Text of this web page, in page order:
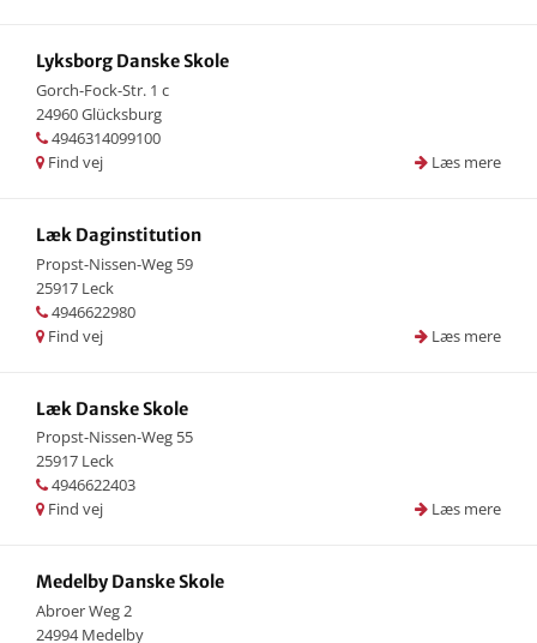
Lyksborg Danske Skole
Gorch-Fock-Str. 1 c
24960 Glücksburg
4946314099100
Læs mere
Find vej
Læk Daginstitution
Propst-Nissen-Weg 59
25917 Leck
4946622980
Læs mere
Find vej
Læk Danske Skole
Propst-Nissen-Weg 55
25917 Leck
4946622403
Læs mere
Find vej
Medelby Danske Skole
Abroer Weg 2
24994 Medelby